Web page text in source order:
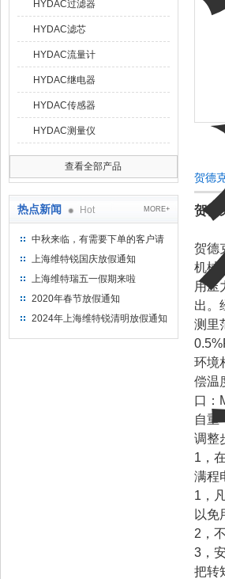
HYDAC过滤器
HYDAC滤芯
HYDAC流量计
HYDAC继电器
HYDAC传感器
HYDAC测量仪
查看全部产品
热点新闻 Hot MORE+
中秋来临，有需要下单的客户请
提前下单
上海维特锐国庆放假通知
上海维特瑞五一假期来啦
2020年春节放假通知
2024年上海维特锐清明放假通知
贺德
贺德
贺德
机械
用压
出。
测里
环境
偿温
口：
自重
调整
1，
满程
1，
以免
2，
3，
把转